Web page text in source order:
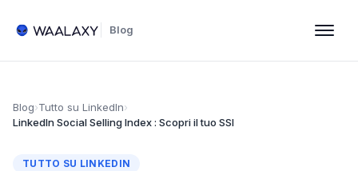
Blog
Blog›Tutto su LinkedIn›
LinkedIn Social Selling Index : Scopri il tuo SSI
TUTTO SU LINKEDIN